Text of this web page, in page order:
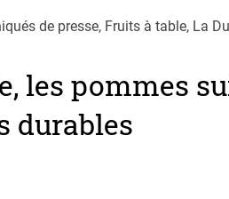
de presse, Fruits à table, La
les pommes
durables